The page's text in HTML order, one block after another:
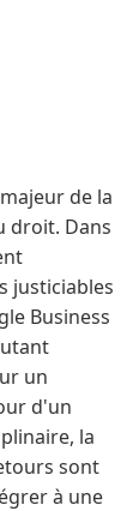
de la
droit. Dans
justiciables
Business
un
d'un
la
sont
à une